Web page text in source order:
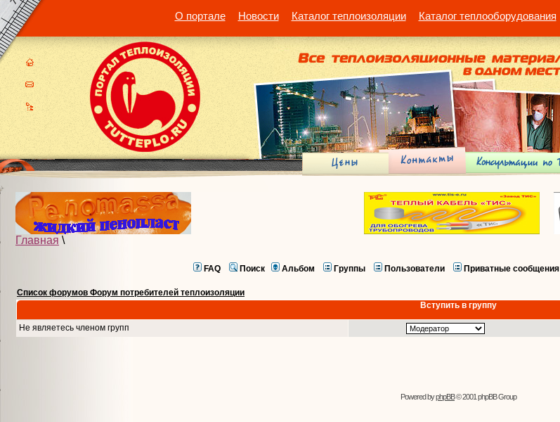
О портале Новости Каталог теплоизоляции Каталог теплооборудования
Главная \
FAQ Поиск Альбом Группы Пользователи Приватные сообщения
Список форумов Форум потребителей теплоизоляции
Вступить в группу
Не являетесь членом групп
Powered byphpBB© 2001 phpBB Group